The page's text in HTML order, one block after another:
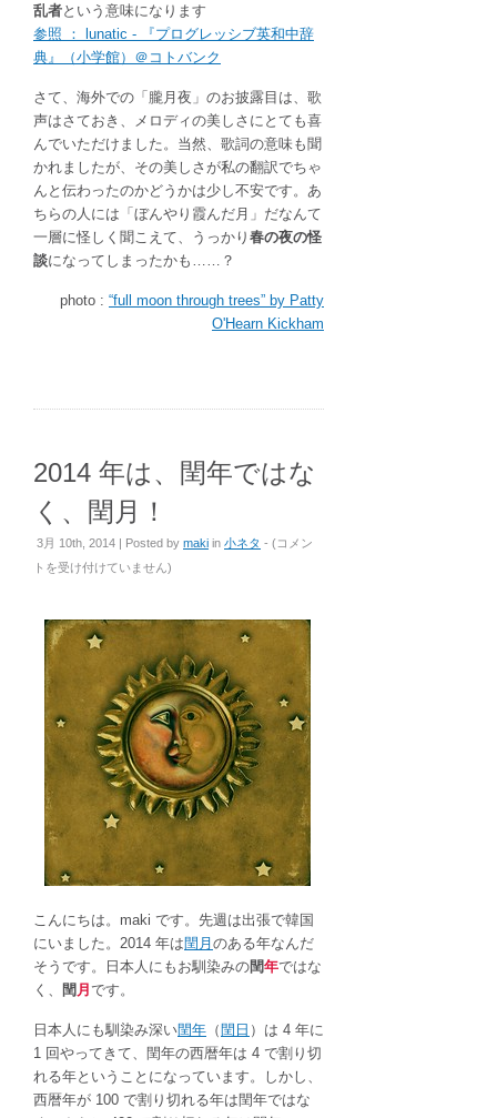
乱者という意味になります
参照 ： lunatic - 『プログレッシブ英和中辞
典』（小学館）＠コトバンク
さて、海外での「朧月夜」のお披露目は、歌
声はさておき、メロディの美しさにとても喜
んでいただけました。当然、歌詞の意味も聞
かれましたが、その美しさが私の翻訳でちゃ
んと伝わったのかどうかは少し不安です。あ
ちらの人には「ぼんやり霞んだ月」だなんて
一層に怪しく聞こえて、うっかり 春の夜の怪
談になってしまったかも……？
photo : “full moon through trees” by Patty
O'Hearn Kickham
2014 年は、閏年ではな
く、閏月！
3月 10th, 2014 | Posted by maki in 小ネタ - (2014
な
く、
月！
コメン
トを受け付けていません)
こんにちは。maki です。先週は出張で韓国
にいました。2014 年は閏月のある年なんだ
そうです。日本人にもお馴染みの閏年ではな
く、 閏月です。
日本人にも馴染み深い閏年 （閏日 ）は 4 年に
1 回やってきて、閏年の西暦年は 4 で割り切
れる年ということになっています。しかし、
西暦年が 100 で割り切れる年は閏年ではな